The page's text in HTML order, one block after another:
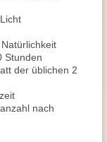
Stunden
der üblichen 2
nach